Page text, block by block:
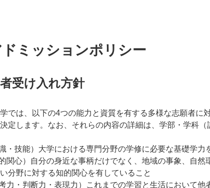
ドミッションポリシー
受け入れ方針
では、以下の4つの能力と資質を有する多様な志願者に
定します。なお、それらの内容の詳細は、学部・学科（
・技能）大学における専門分野の学修に必要な基礎学力
関心）自分の身近な事柄だけでなく、地域の事象、自
分野に対する知的関心を有していること
力・判断力・表現力）これまでの学習と生活において他